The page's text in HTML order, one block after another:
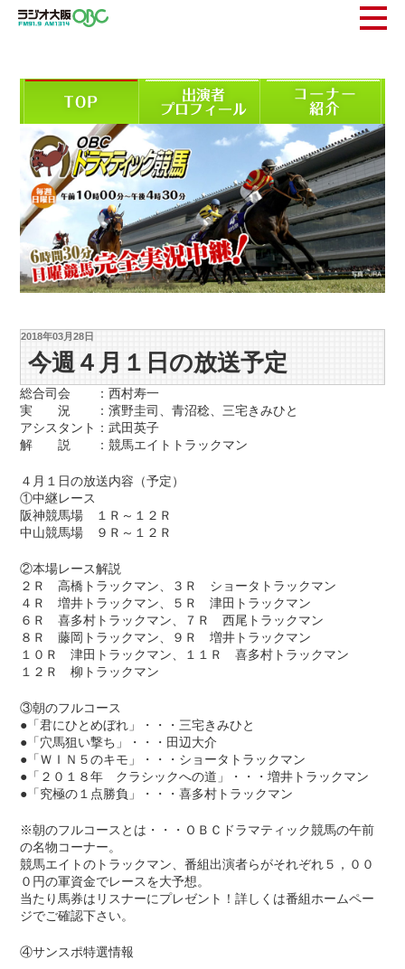
2018年03月28日
今週４月１日の放送予定
総合司会 ：西村寿一
実 況 ：濱野圭司、青沼稔、三宅きみひと
アシスタント：武田英子
解 説 ：競馬エイトトラックマン
４月１日の放送内容（予定）
①中継レース
阪神競馬場 １Ｒ～１２Ｒ
中山競馬場 ９Ｒ～１２Ｒ
②本場レース解説
２Ｒ 高橋トラックマン、３Ｒ ショータトラックマン
４Ｒ 増井トラックマン、５Ｒ 津田トラックマン
６Ｒ 喜多村トラックマン、７Ｒ 西尾トラックマン
８Ｒ 藤岡トラックマン、９Ｒ 増井トラックマン
１０Ｒ 津田トラックマン、１１Ｒ 喜多村トラックマン
１２Ｒ 柳トラックマン
③朝のフルコース
●「君にひとめぼれ」・・・三宅きみひと
●「穴馬狙い撃ち」・・・田辺大介
●「ＷＩＮ５のキモ」・・・ショータトラックマン
●「２０１８年 クラシックへの道」・・・増井トラックマン
●「究極の１点勝負」・・・喜多村トラックマン
※朝のフルコースとは・・・ＯＢＣドラマティック競馬の午前
の名物コーナー。
競馬エイトのトラックマン、番組出演者らがそれぞれ５，００
０円の軍資金でレースを大予想。
当たり馬券はリスナーにプレゼント！詳しくは番組ホームペー
ジでご確認下さい。
④サンスポ特選情報